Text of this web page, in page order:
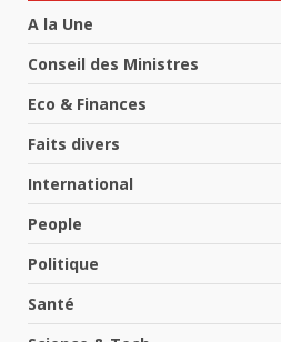
A la Une
Conseil des Ministres
Eco & Finances
Faits divers
International
People
Politique
Santé